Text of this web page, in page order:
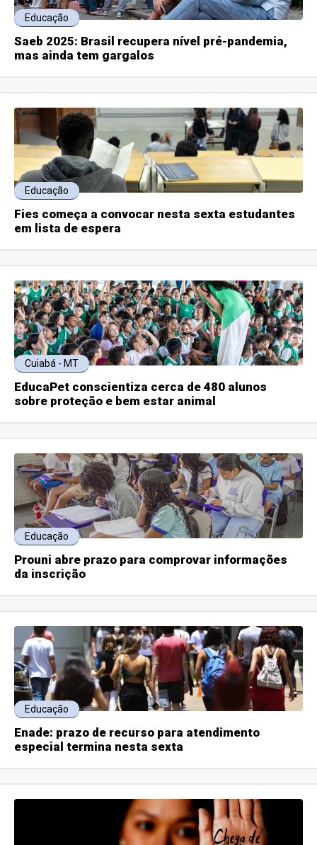
Educação
Saeb 2025: Brasil recupera nível pré-pandemia,
mas ainda tem gargalos
Educação
Fies começa a convocar nesta sexta estudantes
em lista de espera
Cuiabá - MT
EducaPet conscientiza cerca de 480 alunos
sobre proteção e bem estar animal
Educação
Prouni abre prazo para comprovar informações
da inscrição
Educação
Enade: prazo de recurso para atendimento
especial termina nesta sexta